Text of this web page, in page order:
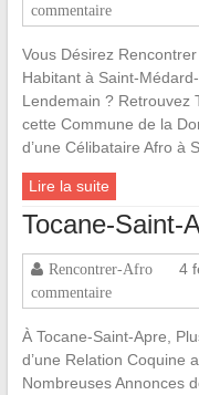
commentaire
Vous Désirez
Habitant à Saint-
Lendemain ? Retrouvez
cette Commune de la
d’une Célibataire Afro à
Lire la suite
Tocane-Saint-
Rencontrer-Afro 4
commentaire
À Tocane-Saint-Apre,
d’une Relation Coquine
Nombreuses Annonces